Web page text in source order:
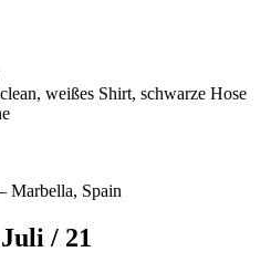
weißes Shirt, schwarze Hose
Marbella, Spain
/ 21